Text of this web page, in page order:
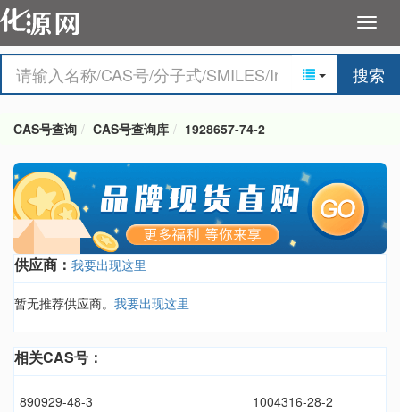
搜索
CAS号查询 CAS号查询库 1928657-74-2
供应商： 我要出现这里
暂无推荐供应商。 我要出现这里
相关CAS号：
890929-48-3
1004316-28-2